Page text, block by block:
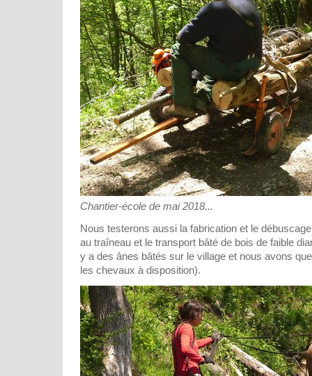
Chantier-école de mai 2018...
Nous testerons aussi la fabrication et le
au traîneau et le transport bâté de bois de faible
y a des ânes bâtés sur le village et nous avons
les chevaux à disposition).